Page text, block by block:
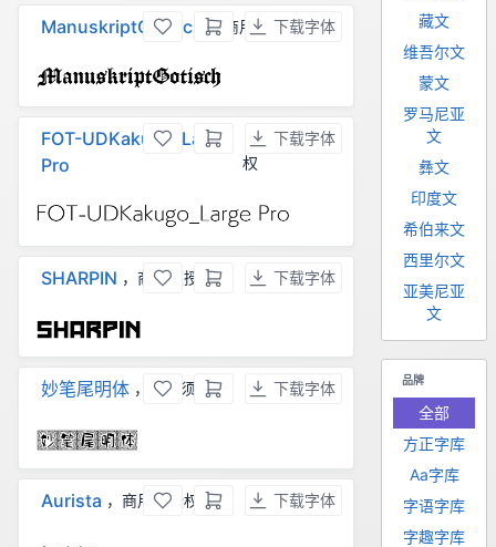
ManuskriptGotisch ，商用须授权下载字体
FOT-UDKakugo_Large
Pro
，商用须授
权
下载字体
SHARPIN ，商用须授权 下载字体
妙笔尾明体 ，商用须授权 下载字体
Aurista ，商用须授权 下载字体
藏文
维吾尔文
蒙文
罗马尼亚
文
彝文
印度文
希伯来文
西里尔文
亚美尼亚
文
品牌
全部
方正字库
Aa字库
字语字库
字趣字库